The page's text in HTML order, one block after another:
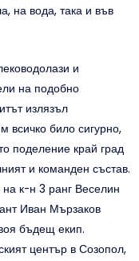
на вода, така и във
и
на подобно
излязъл
всичко било сигурно,
поделение край град
и команден състав.
к-н 3 ранг Веселин
Иван Мързаков
бъдещ екип.
център в Созопол,